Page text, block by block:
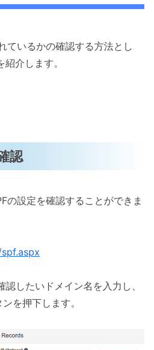
ているかの確認する方法とし
介します。
認
の設定を確認することができま
したいドメイン名を入力し、
を押下します。